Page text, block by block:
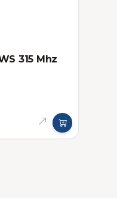
315 Mhz